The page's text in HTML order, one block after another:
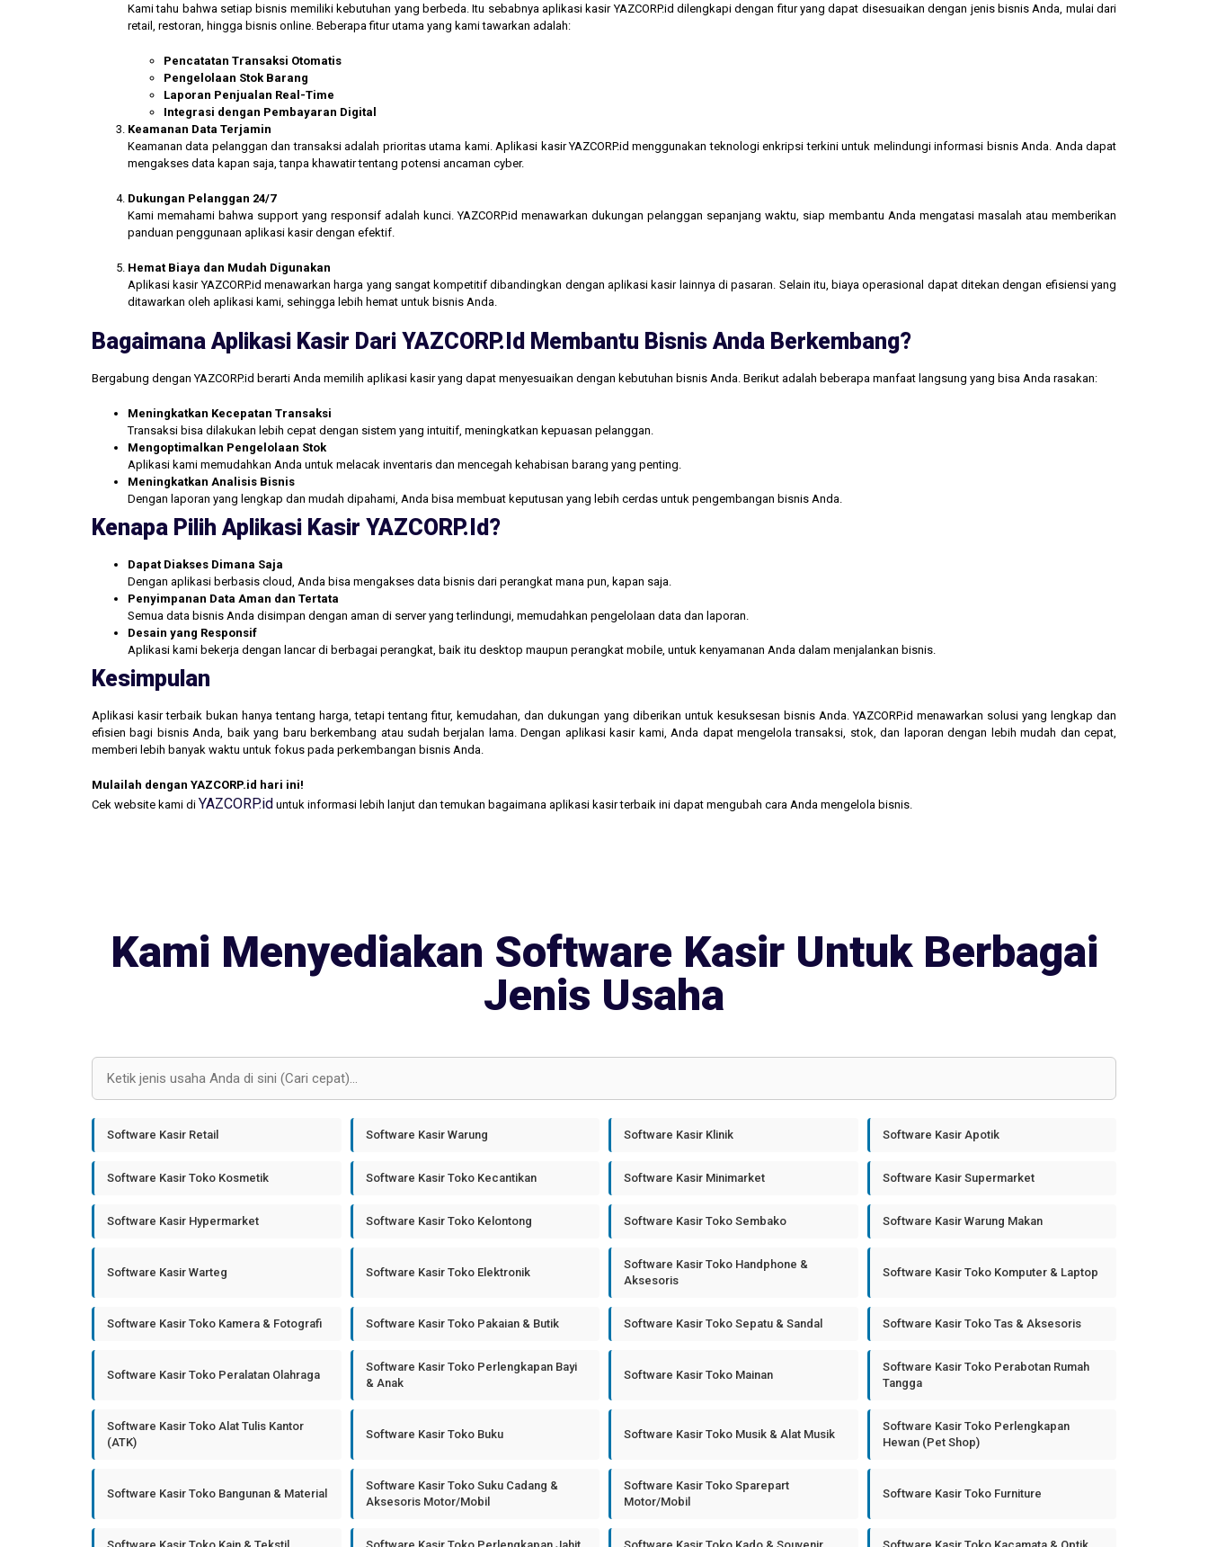
Kami tahu bahwa setiap bisnis memiliki kebutuhan yang berbeda. Itu sebabnya aplikasi kasir YAZCORP.id dilengkapi dengan fitur yang dapat disesuaikan dengan jenis bisnis Anda, mulai dari
retail, restoran, hingga bisnis online. Beberapa fitur utama yang kami tawarkan adalah:
Pencatatan Transaksi Otomatis
Pengelolaan Stok Barang
Laporan Penjualan Real-Time
Integrasi dengan Pembayaran Digital
Keamanan Data Terjamin
Keamanan data pelanggan dan transaksi adalah prioritas utama kami. Aplikasi kasir YAZCORP.id menggunakan teknologi enkripsi terkini untuk melindungi informasi bisnis Anda. Anda dapat
mengakses data kapan saja, tanpa khawatir tentang potensi ancaman cyber.
Dukungan Pelanggan 24/7
Kami memahami bahwa support yang responsif adalah kunci. YAZCORP.id menawarkan dukungan pelanggan sepanjang waktu, siap membantu Anda mengatasi masalah atau memberikan
panduan penggunaan aplikasi kasir dengan efektif.
Hemat Biaya dan Mudah Digunakan
Aplikasi kasir YAZCORP.id menawarkan harga yang sangat kompetitif dibandingkan dengan aplikasi kasir lainnya di pasaran. Selain itu, biaya operasional dapat ditekan dengan efisiensi yang
ditawarkan oleh aplikasi kami, sehingga lebih hemat untuk bisnis Anda.
Bagaimana Aplikasi Kasir Dari YAZCORP.id Membantu Bisnis Anda Berkembang?
Bergabung dengan YAZCORP.id berarti Anda memilih aplikasi kasir yang dapat menyesuaikan dengan kebutuhan bisnis Anda. Berikut adalah beberapa manfaat langsung yang bisa Anda rasakan:
Meningkatkan Kecepatan Transaksi
Transaksi bisa dilakukan lebih cepat dengan sistem yang intuitif, meningkatkan kepuasan pelanggan.
Mengoptimalkan Pengelolaan Stok
Aplikasi kami memudahkan Anda untuk melacak inventaris dan mencegah kehabisan barang yang penting.
Meningkatkan Analisis Bisnis
Dengan laporan yang lengkap dan mudah dipahami, Anda bisa membuat keputusan yang lebih cerdas untuk pengembangan bisnis Anda.
Kenapa Pilih Aplikasi Kasir YAZCORP.id?
Dapat Diakses Dimana Saja
Dengan aplikasi berbasis cloud, Anda bisa mengakses data bisnis dari perangkat mana pun, kapan saja.
Penyimpanan Data Aman dan Tertata
Semua data bisnis Anda disimpan dengan aman di server yang terlindungi, memudahkan pengelolaan data dan laporan.
Desain yang Responsif
Aplikasi kami bekerja dengan lancar di berbagai perangkat, baik itu desktop maupun perangkat mobile, untuk kenyamanan Anda dalam menjalankan bisnis.
Kesimpulan
Aplikasi kasir terbaik bukan hanya tentang harga, tetapi tentang fitur, kemudahan, dan dukungan yang diberikan untuk kesuksesan bisnis Anda. YAZCORP.id menawarkan solusi yang lengkap dan
efisien bagi bisnis Anda, baik yang baru berkembang atau sudah berjalan lama. Dengan aplikasi kasir kami, Anda dapat mengelola transaksi, stok, dan laporan dengan lebih mudah dan cepat,
memberi lebih banyak waktu untuk fokus pada perkembangan bisnis Anda.
Mulailah dengan YAZCORP.id hari ini!
Cek website kami di YAZCORP.id untuk informasi lebih lanjut dan temukan bagaimana aplikasi kasir terbaik ini dapat mengubah cara Anda mengelola bisnis.
Kami Menyediakan Software Kasir Untuk Berbagai
Jenis Usaha
Software Kasir Retail Software Kasir Warung Software Kasir Klinik Software Kasir Apotik
Software Kasir Toko Kosmetik Software Kasir Toko Kecantikan Software Kasir Minimarket Software Kasir Supermarket
Software Kasir Hypermarket Software Kasir Toko Kelontong Software Kasir Toko Sembako Software Kasir Warung Makan
Software Kasir Warteg Software Kasir Toko Elektronik
Software Kasir Toko Handphone &
Aksesoris
Software Kasir Toko Komputer & Laptop
Software Kasir Toko Kamera & Fotografi Software Kasir Toko Pakaian & Butik Software Kasir Toko Sepatu & Sandal Software Kasir Toko Tas & Aksesoris
Software Kasir Toko Peralatan Olahraga
Software Kasir Toko Perlengkapan Bayi
& Anak
Software Kasir Toko Mainan
Software Kasir Toko Perabotan Rumah
Tangga
Software Kasir Toko Alat Tulis Kantor
(ATK)
Software Kasir Toko Buku Software Kasir Toko Musik & Alat Musik
Software Kasir Toko Perlengkapan
Hewan (Pet Shop)
Software Kasir Toko Bangunan & Material
Software Kasir Toko Suku Cadang &
Aksesoris Motor/Mobil
Software Kasir Toko Sparepart
Motor/Mobil
Software Kasir Toko Furniture